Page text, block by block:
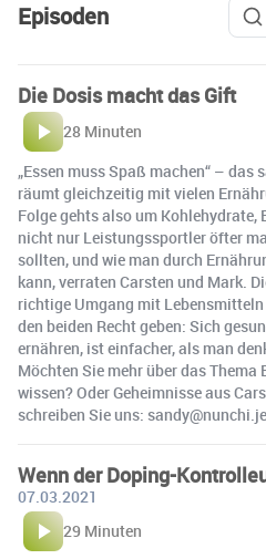
Episoden
Die Dosis macht das Gift
28 Minuten
„Essen muss Spaß machen“ – das
räumt gleichzeitig mit vielen
Folge gehts also um Kohlehydrate,
nicht nur Leistungssportler öfter
sollten, und wie man durch
kann, verraten Carsten und Mark.
richtige Umgang mit
den beiden Recht geben: Sich
ernähren, ist einfacher, als man
Möchten Sie mehr über das Thema
wissen? Oder Geheimnisse aus
schreiben Sie uns:
Wenn der Doping-
07.03.2021
29 Minuten